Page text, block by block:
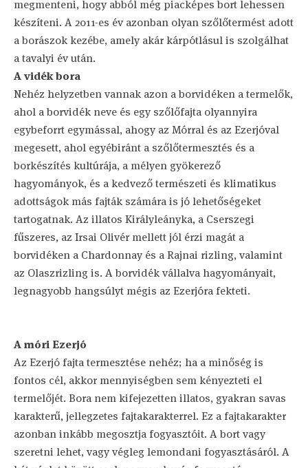
megmenteni, hogy abból még piacképes bort lehessen
készíteni. A 2011-es év azonban olyan szőlőtermést adott
a borászok kezébe, amely akár kárpótlásul is szolgálhat
a tavalyi év után.
A vidék bora
Nehéz helyzetben vannak azon a borvidéken a termelők,
ahol a borvidék neve és egy szőlőfajta olyannyira
egybeforrt egymással, ahogy az Mórral és az Ezerjóval
megesett, ahol egyébiránt a szőlőtermesztés és a
borkészítés kultúrája, a mélyen gyökerező
hagyományok, és a kedvező természeti és klimatikus
adottságok más fajták számára is jó lehetőségeket
tartogatnak. Az illatos Királyleányka, a Cserszegi
fűszeres, az Irsai Olivér mellett jól érzi magát a
borvidéken a Chardonnay és a Rajnai rizling, valamint
az Olaszrizling is. A borvidék vállalva hagyományait,
legnagyobb hangsúlyt mégis az Ezerjóra fekteti.
A móri Ezerjó
Az Ezerjó fajta termesztése nehéz; ha a minőség is
fontos cél, akkor mennyiségben sem kényezteti el
termelőjét. Bora nem kifejezetten illatos, gyakran savas
karakterű, jellegzetes fajtakarakterrel. Ez a fajtakarakter
azonban inkább megosztja fogyasztóit. A bort vagy
szeretni lehet, vagy végleg lemondani fogyasztásáról. A